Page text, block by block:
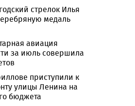
стрелок Илья
медаль
авиация
за июль совершила
приступили к
улицы Ленина на
бюджета